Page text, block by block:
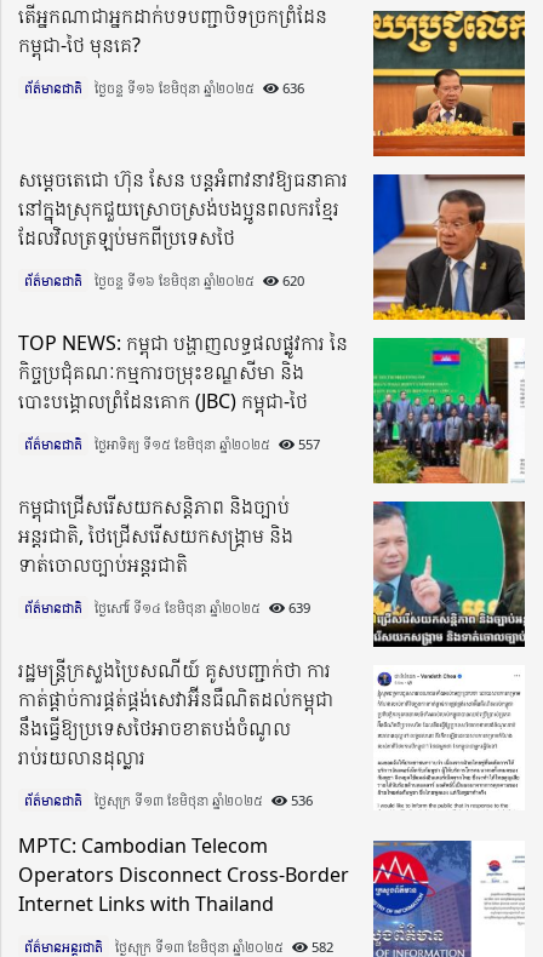
តើអ្នកណាជាអ្នកដាក់បទបញ្ជាបិទច្រកព្រំដែន
កម្ពុជា-ថៃ មុនគេ?
ព័ត៌មានជាតិ ថ្ងៃចន្ទ ទី១៦ ខែមិថុនា ឆ្នាំ២០២៥​ 636
សម្ដេចតេជោ ហ៊ុន សែន បន្ដអំពាវនាវឱ្យធនាគារ
នៅក្នុងស្រុកជួយស្រោចស្រង់បងប្អូនពលករខ្មែរ
ដែលវិលត្រឡប់មកពីប្រទេសថៃ
ព័ត៌មានជាតិ ថ្ងៃចន្ទ ទី១៦ ខែមិថុនា ឆ្នាំ២០២៥​ 620
TOP NEWS: កម្ពុជា បង្ហាញលទ្ធផលផ្លូវការ នៃ
កិច្ចប្រជុំគណៈកម្មការចម្រុះខណ្ឌសីមា និង
បោះបង្គោលព្រំដែនគោក (JBC) កម្ពុជា-ថៃ
ព័ត៌មានជាតិ ថ្ងៃអាទិត្យ ទី១៥ ខែមិថុនា ឆ្នាំ២០២៥​ 557
កម្ពុជាជ្រើសរើសយកសន្តិភាព និងច្បាប់
អន្តរជាតិ, ថៃជ្រើសរើសយកសង្គ្រាម និង
ទាត់ចោលច្បាប់អន្តរជាតិ
ព័ត៌មានជាតិ ថ្ងៃសៅរ៍ ទី១៤ ខែមិថុនា ឆ្នាំ២០២៥​ 639
រដ្ឋមន្រ្តីក្រសួងប្រៃសណីយ៍ គូសបញ្ជាក់ថា ការ
កាត់ផ្ដាច់ការផ្គត់ផ្គង់សេវាអ៊ីនធឺណិតដល់កម្ពុជា
នឹងធ្វើឱ្យប្រទេសថៃអាចខាតបង់ចំណូល
រាប់រយលានដុល្លារ
ព័ត៌មានជាតិ ថ្ងៃសុក្រ ទី១៣ ខែមិថុនា ឆ្នាំ២០២៥​ 536
MPTC: Cambodian Telecom
Operators Disconnect Cross-Border
Internet Links with Thailand
ព័ត៌មានអន្តរជាតិ ថ្ងៃសុក្រ ទី១៣ ខែមិថុនា ឆ្នាំ២០២៥​ 582